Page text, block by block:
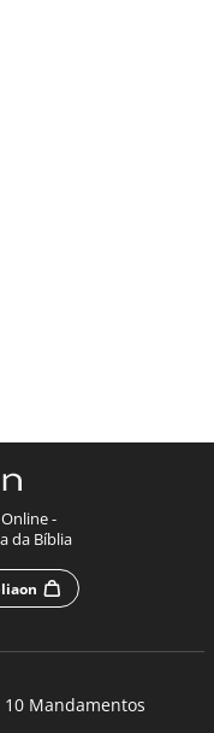
-
da Bíblia
10 Mandamentos